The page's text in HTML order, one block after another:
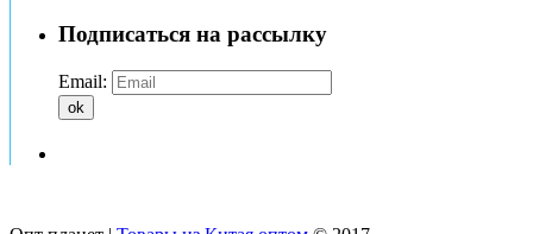
Подписаться на рассылку
Email:
ok